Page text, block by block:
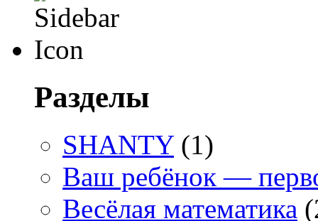
Разделы
SHANTY(1)
Ваш ребёнок —
Весёлая математика